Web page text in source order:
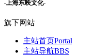
-上海东映文化-
旗下网站
主站首页Portal
主站导航BBS